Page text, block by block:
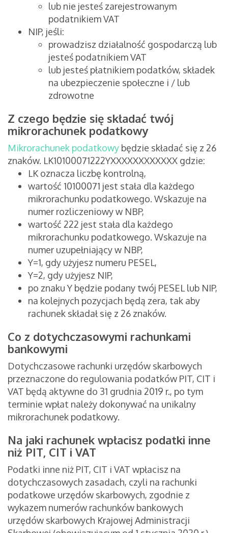
lub nie jesteś zarejestrowanym
podatnikiem VAT
NIP, jeśli:
prowadzisz działalność gospodarczą lub
jesteś podatnikiem VAT
lub jesteś płatnikiem podatków, składek
na ubezpieczenie społeczne i / lub
zdrowotne
Z czego będzie się składać twój
mikrorachunek podatkowy
Mikrorachunek podatkowy będzie składać się z 26
znaków. LK10100071222YXXXXXXXXXXXX gdzie:
LK oznacza liczbę kontrolną,
wartość 10100071 jest stała dla każdego
mikrorachunku podatkowego. Wskazuje na
numer rozliczeniowy w NBP,
wartość 222 jest stała dla każdego
mikrorachunku podatkowego. Wskazuje na
numer uzupełniający w NBP,
Y=1, gdy użyjesz numeru PESEL,
Y=2, gdy użyjesz NIP,
po znaku Y będzie podany twój PESEL lub NIP,
na kolejnych pozycjach będą zera, tak aby
rachunek składał się z 26 znaków.
Co z dotychczasowymi rachunkami
bankowymi
Dotychczasowe rachunki urzędów skarbowych
przeznaczone do regulowania podatków PIT, CIT i
VAT będą aktywne do 31 grudnia 2019 r., po tym
terminie wpłat należy dokonywać na unikalny
mikrorachunek podatkowy.
Na jaki rachunek wpłacisz podatki inne
niż PIT, CIT i VAT
Podatki inne niż PIT, CIT i VAT wpłacisz na
dotychczasowych zasadach, czyli na rachunki
podatkowe urzędów skarbowych, zgodnie z
wykazem numerów rachunków bankowych
urzędów skarbowych Krajowej Administracji